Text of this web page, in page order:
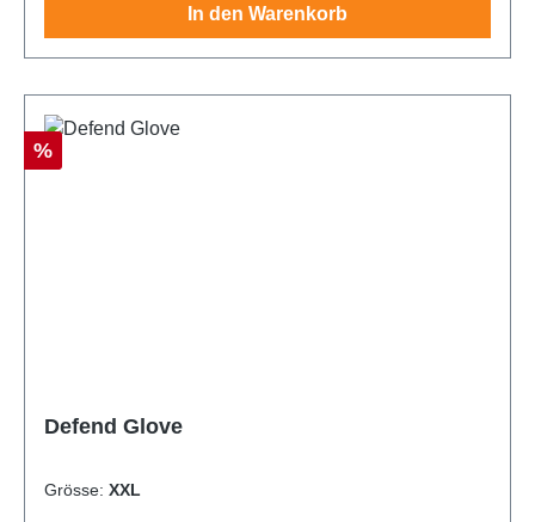
In den Warenkorb
Rabatt
%
Defend Glove
Grösse: XXL